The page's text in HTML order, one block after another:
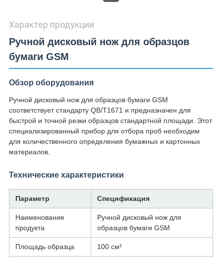
Характер продукции
Ручной дисковый нож для образцов
бумаги GSM
Обзор оборудования
Ручной дисковый нож для образцов бумаги GSM
соответствует стандарту QB/T1671 и предназначен для
быстрой и точной резки образцов стандартной площади. Этот
специализированный прибор для отбора проб необходим
для количественного определения бумажных и картонных
материалов.
Технические характеристики
Параметр Спецификация
Наименование
продукта
Ручной дисковый нож для
образцов бумаги GSM
Площадь образца 100 см²